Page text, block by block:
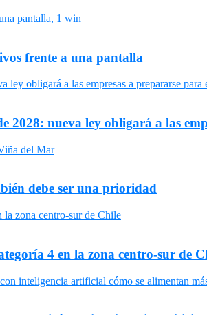
frente a una pantalla
2028: nueva ley obligará a las
debe ser una prioridad
4 en la zona centro-sur de